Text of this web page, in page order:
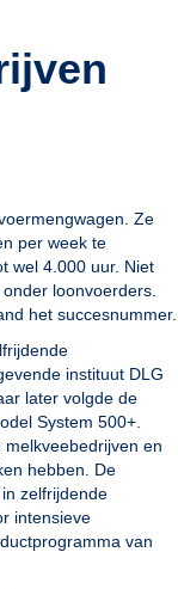
Ze
per week te
wel 4.000 uur. Niet
loonvoerders.
het succesnummer.
instituut DLG
later volgde de
System 500+.
en
hebben. De
zelfrijdende
intensieve
van